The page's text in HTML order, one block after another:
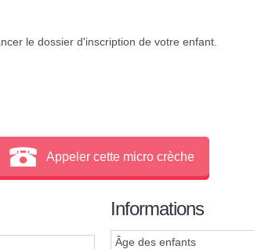
le dossier d'inscription de votre enfant.
Appeler cette micro crèche
Informations
Âge des enfants